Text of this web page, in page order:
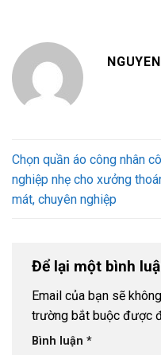
Chọn quần áo công nhân
nghiệp nhẹ cho xưởng
mát, chuyên nghiệp
Để lại một bình
Email của bạn sẽ
trường bắt buộc được
Bình luận *